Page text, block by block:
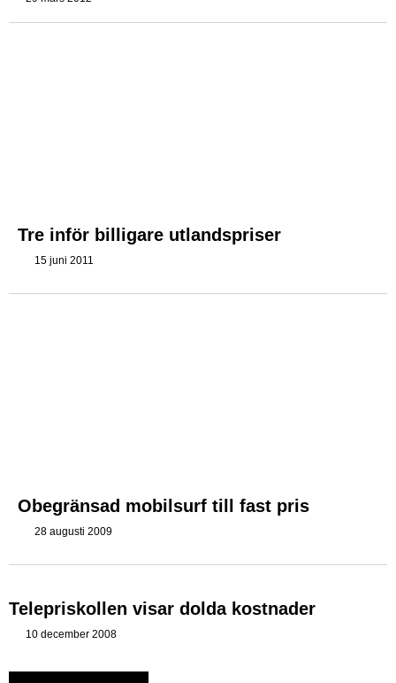
Tre inför billigare utlandspriser
15 juni 2011
Obegränsad mobilsurf till fast pris
28 augusti 2009
Telepriskollen visar dolda kostnader
10 december 2008